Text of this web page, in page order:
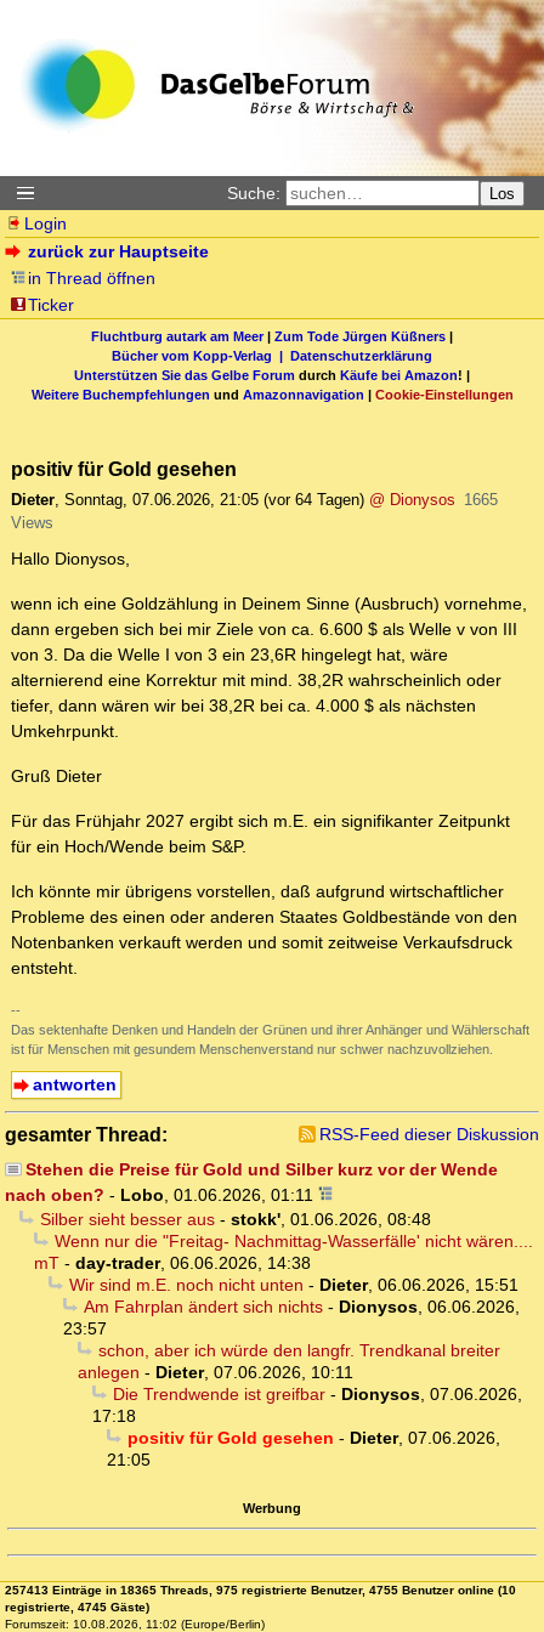
Suche: Los
Login
zurück zur Hauptseite
in Thread öffnen
Ticker
Fluchtburg autark am Meer| Zum Tode Jürgen Küßners |
Bücher vom Kopp-Verlag | Datenschutzerklärung
Unterstützen Sie das Gelbe Forum durch Käufe bei Amazon! |
Weitere Buchempfehlungen und Amazonnavigation | Cookie-Einstellungen
positiv für Gold gesehen
Dieter, Sonntag, 07.06.2026, 21:05 (vor 64 Tagen) @ Dionysos 1665
Views
Hallo Dionysos,
wenn ich eine Goldzählung in Deinem Sinne (Ausbruch) vornehme,
dann ergeben sich bei mir Ziele von ca. 6.600 $ als Welle v von III
von 3. Da die Welle I von 3 ein 23,6R hingelegt hat, wäre
alternierend eine Korrektur mit mind. 38,2R wahrscheinlich oder
tiefer, dann wären wir bei 38,2R bei ca. 4.000 $ als nächsten
Umkehrpunkt.
Gruß Dieter
Für das Frühjahr 2027 ergibt sich m.E. ein signifikanter Zeitpunkt
für ein Hoch/Wende beim S&P.
Ich könnte mir übrigens vorstellen, daß aufgrund wirtschaftlicher
Probleme des einen oder anderen Staates Goldbestände von den
Notenbanken verkauft werden und somit zeitweise Verkaufsdruck
entsteht.
--
Das sektenhafte Denken und Handeln der Grünen und ihrer Anhänger und Wählerschaft
ist für Menschen mit gesundem Menschenverstand nur schwer nachzuvollziehen.
antworten
gesamter Thread:
RSS-Feed dieser Diskussion
Stehen die Preise für Gold und Silber kurz vor der Wende
nach oben? - Lobo, 01.06.2026, 01:11
Silber sieht besser aus- stokk', 01.06.2026, 08:48
Wenn nur die "Freitag- Nachmittag-Wasserfälle' nicht wären....
mT - day-trader, 06.06.2026, 14:38
Wir sind m.E. noch nicht unten - Dieter, 06.06.2026, 15:51
Am Fahrplan ändert sich nichts- Dionysos, 06.06.2026,
23:57
schon, aber ich würde den langfr. Trendkanal breiter
anlegen - Dieter, 07.06.2026, 10:11
Die Trendwende ist greifbar- Dionysos, 07.06.2026,
17:18
positiv für Gold gesehen - Dieter, 07.06.2026,
21:05
Werbung
257413 Einträge in 18365 Threads, 975 registrierte Benutzer, 4755 Benutzer online (10
registrierte, 4745 Gäste)
Forumszeit: 10.08.2026, 11:02 (Europe/Berlin)